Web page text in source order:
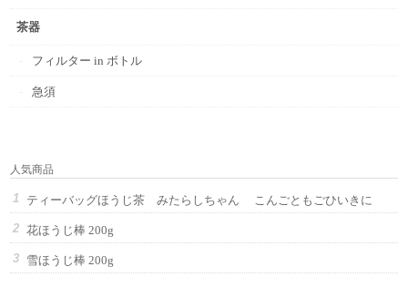
茶器
フィルター in ボトル
急須
人気商品
ティーバッグほうじ茶 みたらしちゃん こんごともごひいきに
花ほうじ棒 200g
雪ほうじ棒 200g